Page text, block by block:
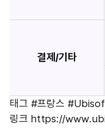
결제/기타
태그 #프랑스
링크 https://